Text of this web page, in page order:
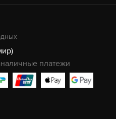
платежи